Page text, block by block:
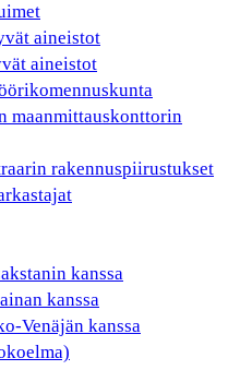
aineistot
aineistot
maanmittauskonttorin
rakennuspiirustukset
kanssa
kanssa
Venäjän kanssa